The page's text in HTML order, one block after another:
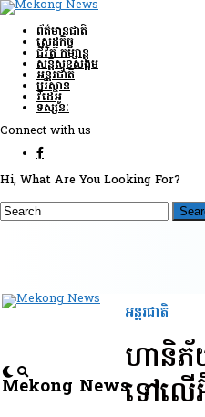
ព័ត៌មានជាតិ
សេដ្ឋកិច្ច
ជីវិត កម្សាន្ត
សន្តិសុខ​សង្គម
អន្តរជាតិ
បរិស្ថាន
វីដេអូ
ទស្សនៈ
Connect with us
Hi, What Are You Looking For?
Mekong News
អន្តរជាតិ
ហានិភ័
ទៅលើ